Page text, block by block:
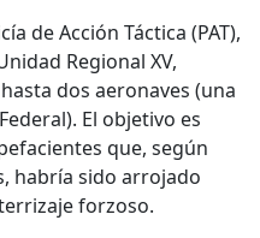
de Acción Táctica (PAT),
Regional XV,
dos aeronaves (una
El objetivo es
que, según
habría sido arrojado
forzoso.